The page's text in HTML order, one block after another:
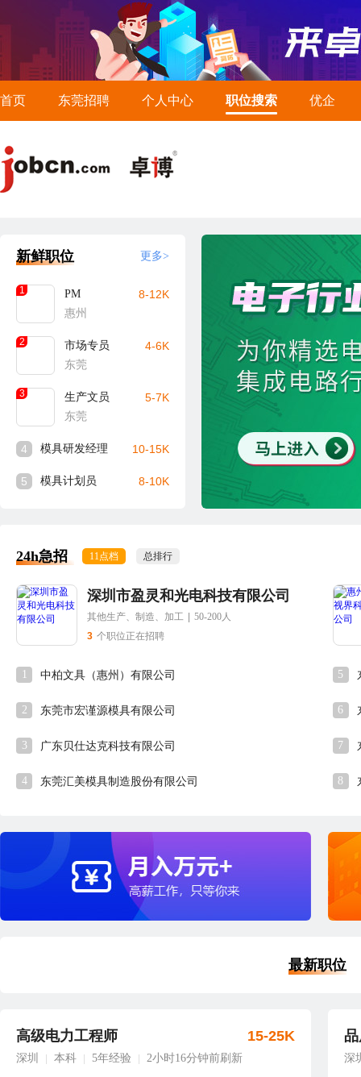
首页 东莞招聘 个人中心 职位搜索 优企
新鲜职位 更多>
1
PM
惠州
8-12K
2
市场专员
东莞
4-6K
3
生产文员
东莞
5-7K
4 模具研发经理 10-15K
5 模具计划员 8-10K
24h急招 11点档 总排行
深圳市盈灵和光电科技有限公司
其他生产、制造、加工
50-200人
3 个职位正在招聘
1 中柏文具（惠州）有限公司
2 东莞市宏谨源模具有限公司
3 广东贝仕达克科技有限公司
4 东莞汇美模具制造股份有限公司
5
6
7
8
最新职位
高级电力工程师
深圳 本科 5年经验 2小时16分钟前刷新
15-25K
深